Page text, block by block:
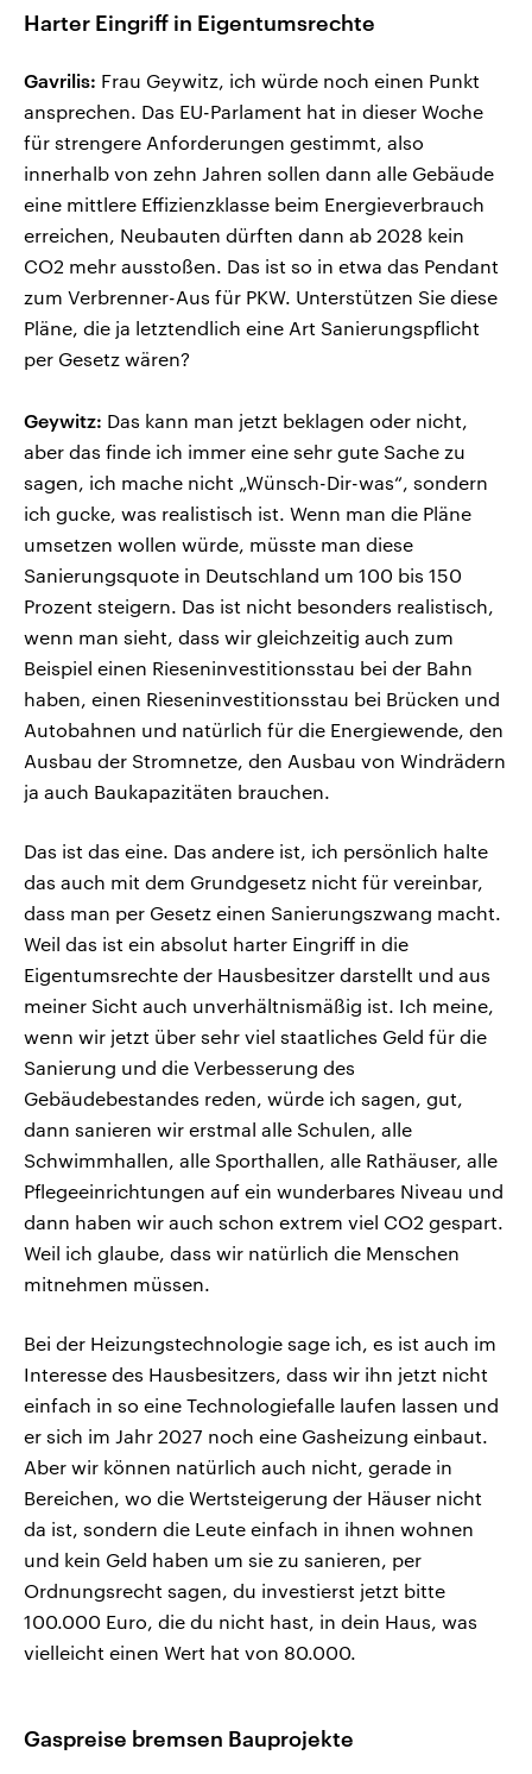
Harter Eingriff in Eigentumsrechte
Gavrilis: Frau Geywitz, ich würde noch einen Punkt
ansprechen. Das EU-Parlament hat in dieser Woche
für strengere Anforderungen gestimmt, also
innerhalb von zehn Jahren sollen dann alle Gebäude
eine mittlere Effizienzklasse beim Energieverbrauch
erreichen, Neubauten dürften dann ab 2028 kein
CO2 mehr ausstoßen. Das ist so in etwa das Pendant
zum Verbrenner-Aus für PKW. Unterstützen Sie diese
Pläne, die ja letztendlich eine Art Sanierungspflicht
per Gesetz wären?
Geywitz: Das kann man jetzt beklagen oder nicht,
aber das finde ich immer eine sehr gute Sache zu
sagen, ich mache nicht „Wünsch-Dir-was“, sondern
ich gucke, was realistisch ist. Wenn man die Pläne
umsetzen wollen würde, müsste man diese
Sanierungsquote in Deutschland um 100 bis 150
Prozent steigern. Das ist nicht besonders realistisch,
wenn man sieht, dass wir gleichzeitig auch zum
Beispiel einen Rieseninvestitionsstau bei der Bahn
haben, einen Rieseninvestitionsstau bei Brücken und
Autobahnen und natürlich für die Energiewende, den
Ausbau der Stromnetze, den Ausbau von Windrädern
ja auch Baukapazitäten brauchen.
Das ist das eine. Das andere ist, ich persönlich halte
das auch mit dem Grundgesetz nicht für vereinbar,
dass man per Gesetz einen Sanierungszwang macht.
Weil das ist ein absolut harter Eingriff in die
Eigentumsrechte der Hausbesitzer darstellt und aus
meiner Sicht auch unverhältnismäßig ist. Ich meine,
wenn wir jetzt über sehr viel staatliches Geld für die
Sanierung und die Verbesserung des
Gebäudebestandes reden, würde ich sagen, gut,
dann sanieren wir erstmal alle Schulen, alle
Schwimmhallen, alle Sporthallen, alle Rathäuser, alle
Pflegeeinrichtungen auf ein wunderbares Niveau und
dann haben wir auch schon extrem viel CO2 gespart.
Weil ich glaube, dass wir natürlich die Menschen
mitnehmen müssen.
Bei der Heizungstechnologie sage ich, es ist auch im
Interesse des Hausbesitzers, dass wir ihn jetzt nicht
einfach in so eine Technologiefalle laufen lassen und
er sich im Jahr 2027 noch eine Gasheizung einbaut.
Aber wir können natürlich auch nicht, gerade in
Bereichen, wo die Wertsteigerung der Häuser nicht
da ist, sondern die Leute einfach in ihnen wohnen
und kein Geld haben um sie zu sanieren, per
Ordnungsrecht sagen, du investierst jetzt bitte
100.000 Euro, die du nicht hast, in dein Haus, was
vielleicht einen Wert hat von 80.000.
Gaspreise bremsen Bauprojekte